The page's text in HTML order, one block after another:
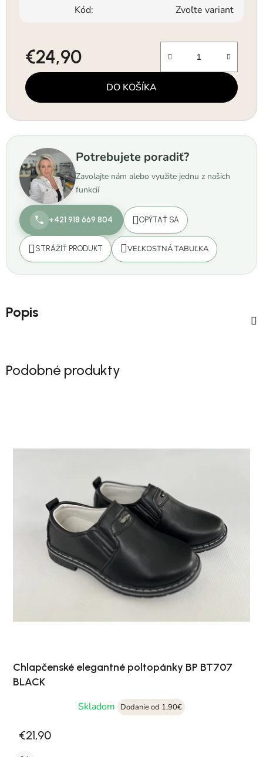
Kód: Zvoľte variant
€24,90
Jednotková cena:
DO KOŠÍKA
Potrebujete poradiť?
Zavolajte nám alebo využite jednu z našich
funkcií
+421 918 669 804 OPÝTAŤ SA
STRÁŽIŤ PRODUKT VEĽKOSTNÁ TABUĽKA
Popis
Podobné produkty
Chlapčenské elegantné poltopánky BP BT707
BLACK
Skladom
Dodanie od 1,90€
€21,90